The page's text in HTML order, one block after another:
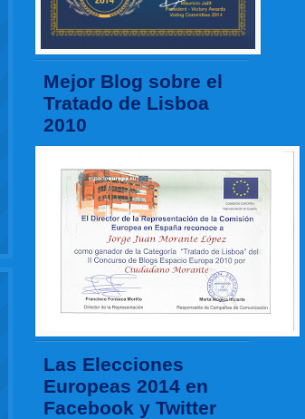
Mejor Blog sobre el
Tratado de Lisboa
2010
Las Elecciones
Europeas 2014 en
Facebook y Twitter